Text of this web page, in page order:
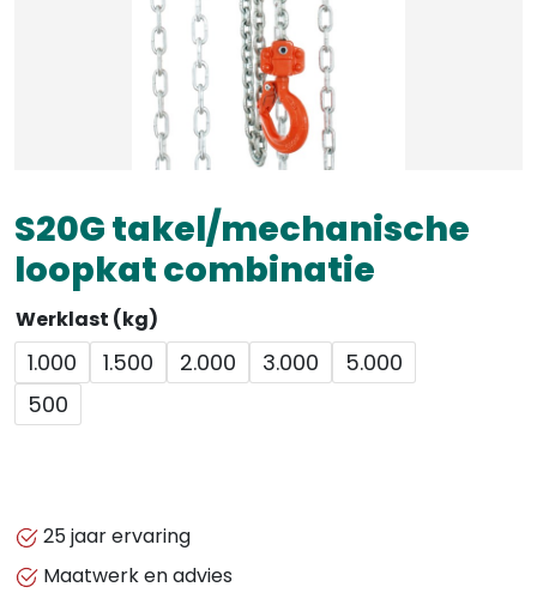
S20G takel/mechanische
loopkat combinatie
Werklast (kg)
1.000 1.500 2.000 3.000
5.000
500
25 jaar ervaring
Maatwerk en advies